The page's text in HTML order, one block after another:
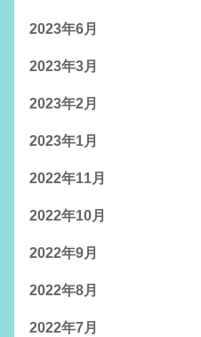
2023年6月
2023年3月
2023年2月
2023年1月
2022年11月
2022年10月
2022年9月
2022年8月
2022年7月